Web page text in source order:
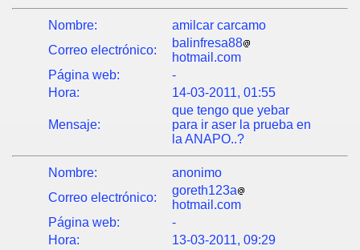
Nombre:
amilcar carcamo
Correo electrónico:
balinfresa88
hotmail.com
Página web:
-
Hora:
14-03-2011, 01:55
Mensaje:
que tengo que yebar
para ir aser la prueba en
la ANAPO..?
Nombre:
anonimo
Correo electrónico:
goreth123a
hotmail.com
Página web:
-
Hora:
13-03-2011, 09:29